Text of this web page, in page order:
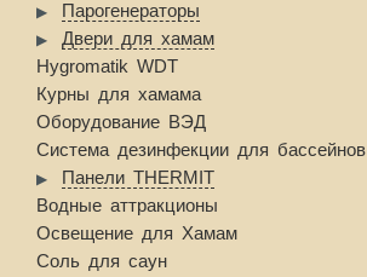
Парогенераторы
Двери для хамам
Hygromatik WDT
Курны для хамама
Оборудование ВЭД
Система дезинфекции для бассейнов
Панели THERMIT
Водные аттракционы
Освещение для Хамам
Соль для саун